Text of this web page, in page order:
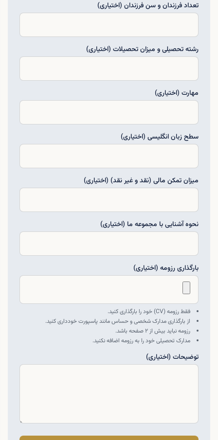
تعداد فرزندان و سن فرزندان (اختیاری)
رشته تحصیلی و میزان تحصیلات (اختیاری)
مهارت (اختیاری)
سطح زبان انگلیسی (اختیاری)
میزان تمکن مالی (نقد و غیر نقد) (اختیاری)
نحوه آشنایی با مجموعه ما (اختیاری)
بارگذاری رزومه (اختیاری)
فقط رزومه (CV) خود را بارگذاری کنید.
از بارگذاری مدارک شخصی و حساس مانند پاسپورت خودداری کنید.
رزومه نباید بیش از ۲ صفحه باشد.
مدارک تحصیلی خود را به رزومه اضافه نکنید.
توضیحات (اختیاری)